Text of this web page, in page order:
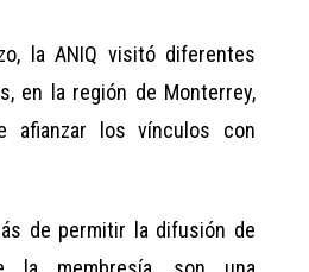
la ANIQ visitó diferentes
en la región de Monterrey,
afianzar los vínculos con
de permitir la difusión de